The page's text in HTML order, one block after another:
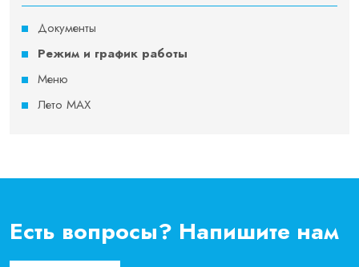
Документы
Режим и график работы
Меню
Лето MAX
Есть вопросы? Напишите нам